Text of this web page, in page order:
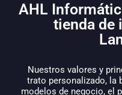
AHL
tienda de
Nuestros valores y
trato personalizado, la
modelos de negocio, el